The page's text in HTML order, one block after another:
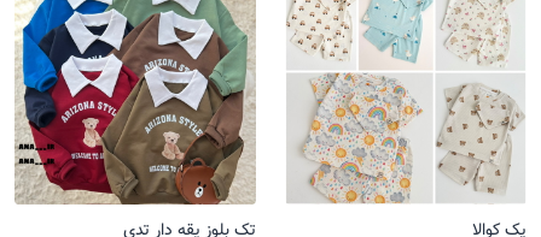
پک کوالا
تک بلوز یقه دار تدی